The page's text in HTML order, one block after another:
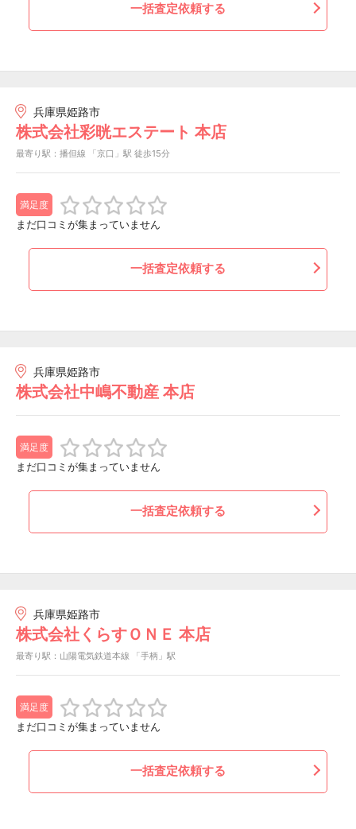
一括査定依頼する
兵庫県姫路市
株式会社彩晄エステート 本店
最寄り駅：播但線 「京口」駅 徒歩15分
満足度
まだ口コミが集まっていません
一括査定依頼する
兵庫県姫路市
株式会社中嶋不動産 本店
満足度
まだ口コミが集まっていません
一括査定依頼する
兵庫県姫路市
株式会社くらすＯＮＥ 本店
最寄り駅：山陽電気鉄道本線 「手柄」駅
満足度
まだ口コミが集まっていません
一括査定依頼する